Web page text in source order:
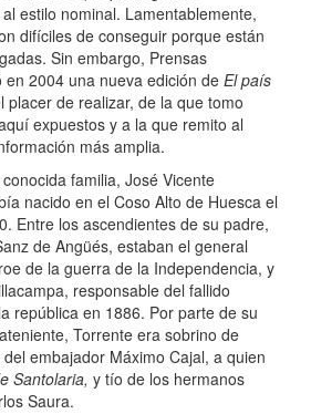
estilo nominal. Lamentablemente,
difíciles de conseguir porque están
Sin embargo, Prensas
en 2004 una nueva edición de El país
placer de realizar, de la que tomo
expuestos y a la que remito al
más amplia.
familia, José Vicente
nacido en el Coso Alto de Huesca el
Entre los ascendientes de su padre,
de Angüés, estaban el general
de la guerra de la Independencia, y
responsable del fallido
república en 1886. Por parte de su
Torrente era sobrino de
embajador Máximo Cajal, a quien
Santolaria, y tío de los hermanos
Saura.